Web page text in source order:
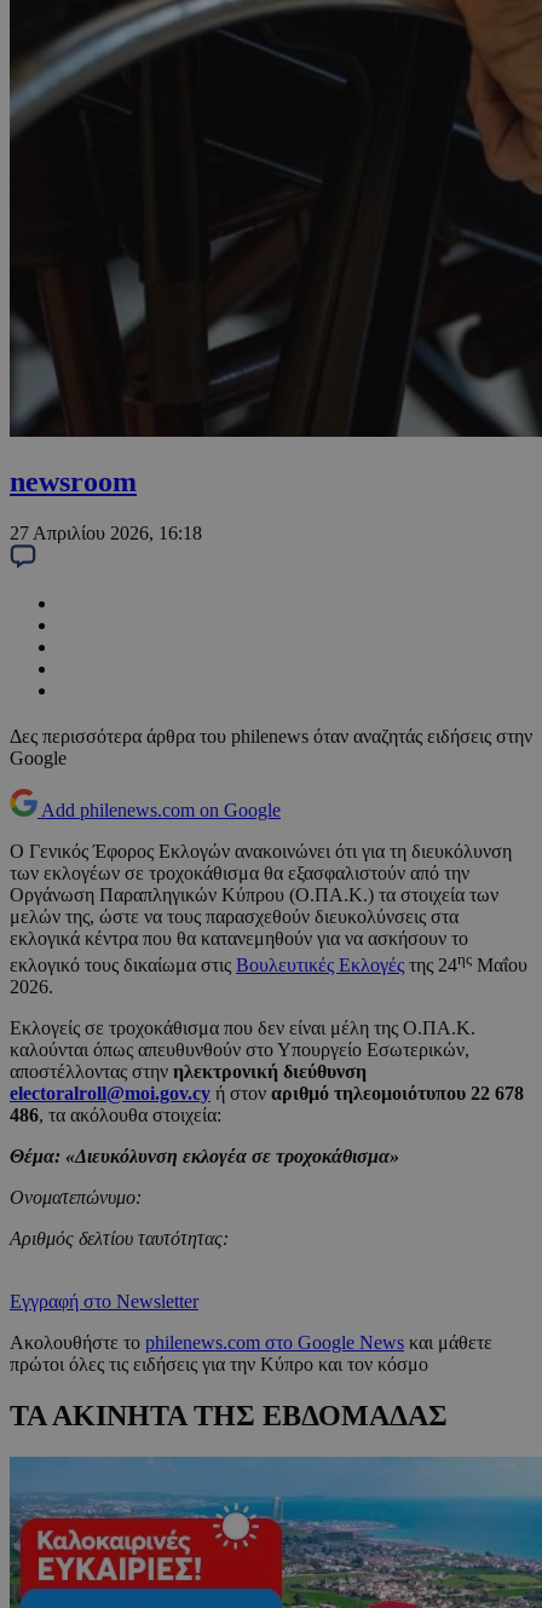
newsroom
27 Απριλίου 2026, 16:18
Δες περισσότερα άρθρα του philenews όταν αναζητάς ειδήσεις στην
Google
Add philenews.com on Google
Ο Γενικός Έφορος Εκλογών ανακοινώνει ότι για τη διευκόλυνση
των εκλογέων σε τροχοκάθισμα θα εξασφαλιστούν από την
Οργάνωση Παραπληγικών Κύπρου (Ο.ΠΑ.Κ.) τα στοιχεία των
μελών της, ώστε να τους παρασχεθούν διευκολύνσεις στα
εκλογικά κέντρα που θα κατανεμηθούν για να ασκήσουν το
εκλογικό τους δικαίωμα στις Βουλευτικές Εκλογές της 24ης Μαΐου
2026.
Εκλογείς σε τροχοκάθισμα που δεν είναι μέλη της Ο.ΠΑ.Κ.
καλούνται όπως απευθυνθούν στο Υπουργείο Εσωτερικών,
αποστέλλοντας στην ηλεκτρονική διεύθυνση
electoralroll@moi.gov.cy ή στον αριθμό τηλεομοιότυπου 22 678
486, τα ακόλουθα στοιχεία:
Θέμα: «Διευκόλυνση εκλογέα σε τροχοκάθισμα»
Ονοματεπώνυμο:
Αριθμός δελτίου ταυτότητας:
Εγγραφή στο Newsletter
Ακολουθήστε το philenews.com στο Google News και μάθετε
πρώτοι όλες τις ειδήσεις για την Κύπρο και τον κόσμο
ΤΑ ΑΚΙΝΗΤΑ ΤΗΣ ΕΒΔΟΜΑΔΑΣ